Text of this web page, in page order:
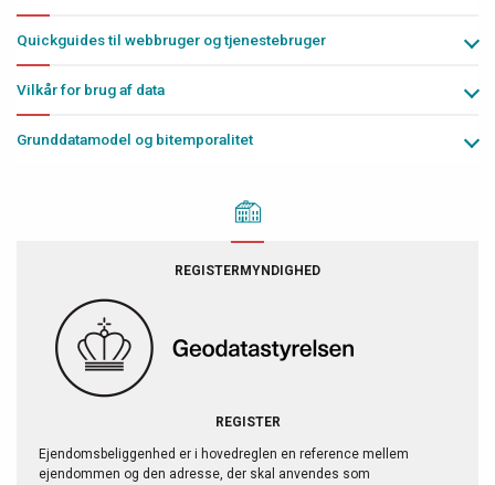
Quickguides til webbruger og tjenestebruger
Vilkår for brug af data
Grunddatamodel og bitemporalitet
REGISTERMYNDIGHED
REGISTER
Ejendomsbeliggenhed er i hovedreglen en reference mellem
ejendommen og den adresse, der skal anvendes som